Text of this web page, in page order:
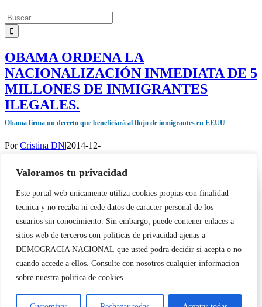
Valoramos tu privacidad
Este portal web unicamente utiliza cookies propias con finalidad
tecnica y no recaba ni cede datos de caracter personal de los
usuarios sin conocimiento. Sin embargo, puede contener enlaces a
sitios web de terceros con politicas de privacidad ajenas a
DEMOCRACIA NACIONAL que usted podra decidir si acepta o no
cuando accede a ellos. Consulte con nosotros cualquier informacion
sobre nuestra politica de cookies.
Buscar:
OBAMA ORDENA LA
NACIONALIZACIÓN INMEDIATA DE 5
MILLONES DE INMIGRANTES
ILEGALES.
Obama firma un decreto que beneficiará al flujo de inmigrantes en EEUU
PorCristina DN|2014-12-
12T20:23:28+01:00 12/12/2014| Actualidad Internacional|
Barack Obama recientemente ha anunciado (a nosotros nos suena
Más información
Copyright 2023 |Democracia Nacional | All Rights Reserved
Facebook
Twitter
Instagram
Page load link
Warning
: Undefined variable $visibility_homepage in
/home/demopwcr/public_html/wp-content/plugins/kn-mobile-
sharebar/kn_mobile_sharebar.php
funcionamiento de la web, medir su uso y mejorar nuestros
servicios. Puede aceptar todas las cookies, rechazar las no
necesarias o configurar sus preferencias. Política de cookies
Aceptar todo
Rechazar